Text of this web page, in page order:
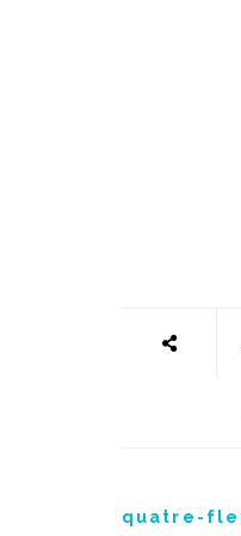
quatre-